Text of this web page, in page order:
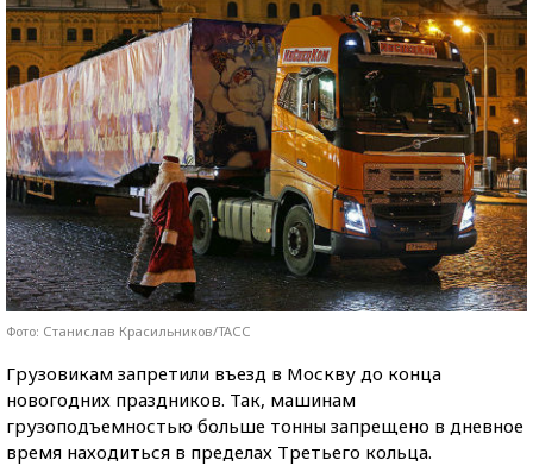
Фото: Станислав Красильников/ТАСС
Грузовикам запретили въезд в Москву до конца
новогодних праздников. Так, машинам
грузоподъемностью больше тонны запрещено в дневное
время находиться в пределах Третьего кольца.